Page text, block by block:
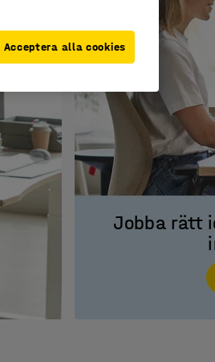
Jobba rätt
Acceptera alla cookies